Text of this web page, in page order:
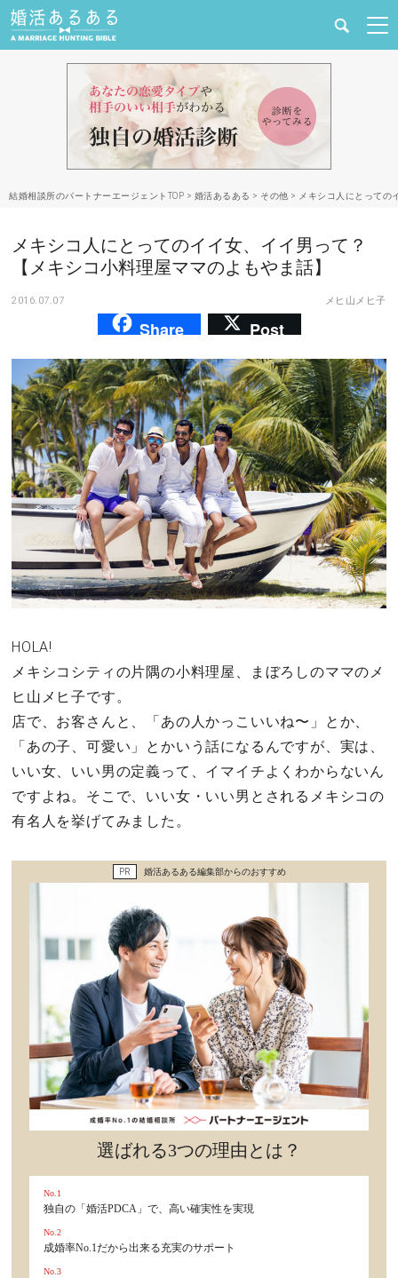
合コン・街コン
マッチングアプリ
あるある
その他
ドキドキ
仕事とキャリア
特集
ファッション・美容
グルメ
趣味・旅行
セックスライフ
心の処方箋
カルチャー・トレンド・芸能
驚き
結婚相談所のパートナーエージェントTOP > 婚活あるある > その他 > メキシコ人にとっての
メキシコ人にとってのイイ女、イイ男って？
【メキシコ小料理屋ママのよもやま話】
2016.07.07 メヒ山メヒ子
Share Post
HOLA!
メキシコシティの片隅の小料理屋、まぼろしのママのメ
ヒ山メヒ子です。
店で、お客さんと、「あの人かっこいいね〜」とか、
「あの子、可愛い」とかいう話になるんですが、実は、
いい女、いい男の定義って、イマイチよくわからないん
ですよね。そこで、いい女・いい男とされるメキシコの
有名人を挙げてみました。
PR 婚活あるある編集部からのおすすめ
選ばれる3つの理由とは？
No.1
独自の「婚活PDCA」で、高い確実性を実現
No.2
成婚率No.1だから出来る充実のサポート
No.3